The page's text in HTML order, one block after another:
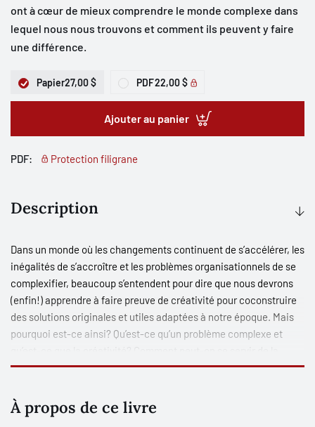
ont à cœur de mieux comprendre le monde complexe dans
lequel nous nous trouvons et comment ils peuvent y faire
une différence.
Papier27,00 $ PDF22,00 $
Ajouter au panier
PDF: Protection filigrane
Description
Dans un monde où les changements continuent de s’accélérer, les
inégalités de s’accroître et les problèmes organisationnels de se
complexifier, beaucoup s’entendent pour dire que nous devrons
(enfin!) apprendre à faire preuve de créativité pour coconstruire
des solutions originales et utiles adaptées à notre époque. Mais
pourquoi est-ce ainsi? Qu’est-ce qu’un problème complexe et
créativité pour résoudre concrètement des problèmes complexes
avoir démontré en quoi notre époque est si particulière, cet
ouvrage introductif à la créativité appliquée en contexte
À propos de ce livre